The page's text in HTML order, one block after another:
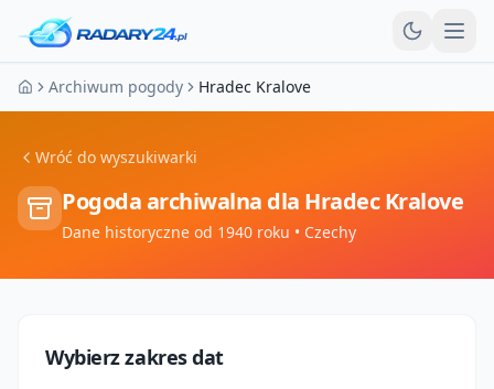
Strona główna
Archiwum pogody Hradec Kralove
Wróć do wyszukiwarki
Pogoda archiwalna dla Hradec Kralove
Dane historyczne od 1940 roku • Czechy
Wybierz zakres dat